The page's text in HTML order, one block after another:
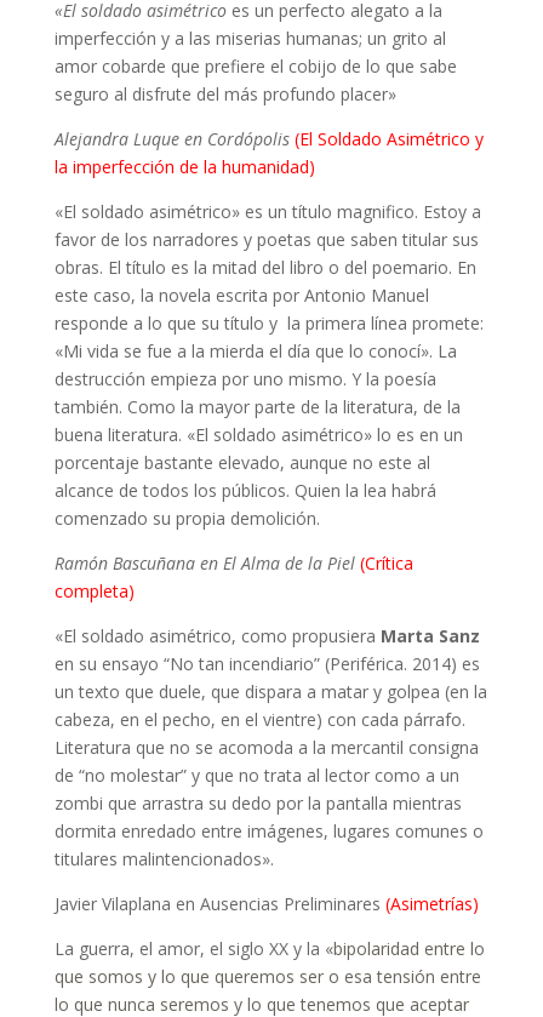
«El soldado asimétricoes un perfecto alegato a la
imperfección y a las miserias humanas; un grito al
amor cobarde que prefiere el cobijo de lo que sabe
seguro al disfrute del más profundo placer»
Alejandra Luque en Cordópolis (El Soldado Asimétrico y
la imperfección de la humanidad)
«El soldado asimétrico» es un título magnifico. Estoy a
favor de los narradores y poetas que saben titular sus
obras. El título es la mitad del libro o del poemario. En
este caso, la novela escrita por Antonio Manuel
responde a lo que su título y la primera línea promete:
«Mi vida se fue a la mierda el día que lo conocí». La
destrucción empieza por uno mismo. Y la poesía
también. Como la mayor parte de la literatura, de la
buena literatura. «El soldado asimétrico» lo es en un
porcentaje bastante elevado, aunque no este al
alcance de todos los públicos. Quien la lea habrá
comenzado su propia demolición.
Ramón Bascuñana en El Alma de la Piel (Crítica
completa)
«El soldado asimétrico, como propusiera Marta Sanz
en su ensayo “No tan incendiario” (Periférica. 2014) es
un texto que duele, que dispara a matar y golpea (en la
cabeza, en el pecho, en el vientre) con cada párrafo.
Literatura que no se acomoda a la mercantil consigna
de “no molestar” y que no trata al lector como a un
zombi que arrastra su dedo por la pantalla mientras
dormita enredado entre imágenes, lugares comunes o
titulares malintencionados».
Javier Vilaplana en Ausencias Preliminares (Asimetrías)
La guerra, el amor, el siglo XX y la «bipolaridad entre lo
que somos y lo que queremos ser o esa tensión entre
lo que nunca seremos y lo que tenemos que aceptar